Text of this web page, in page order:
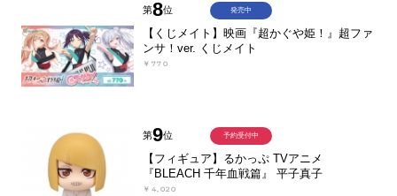
第8位
【くじメイト】映画『超かぐや姫！』超ファ
ンサ！ver. くじメイト
￥770
発売中
第9位
【フィギュア】るかっぷ TVアニメ
『BLEACH 千年血戦篇』 平子真子
￥4,020
予約受付中